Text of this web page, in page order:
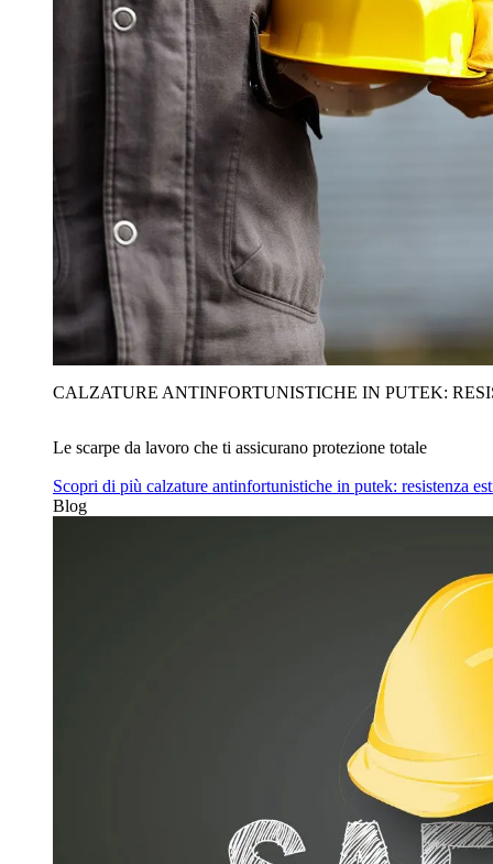
CALZATURE ANTINFORTUNISTICHE IN PUTEK:
Le scarpe da lavoro che ti assicurano protezione totale
Scopri di più calzature antinfortunistiche in putek: resistenza
Blog